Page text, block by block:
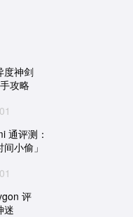
度神剑
攻略
通评测：
小偷」
评
迷